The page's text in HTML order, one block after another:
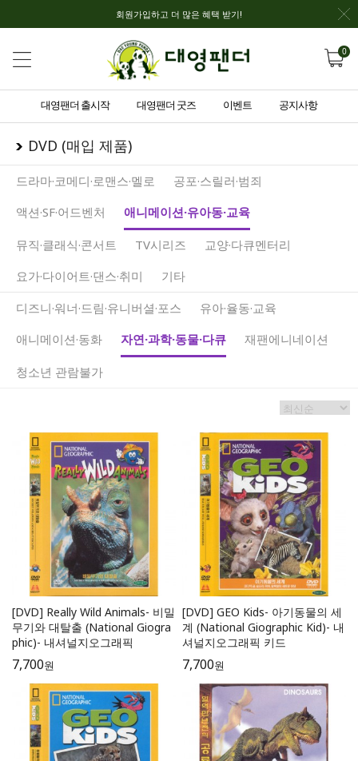
회원가입하고 더 많은 혜택 받기!
0
대영팬더 출시작 대영팬더 굿즈 이벤트 공지사항
DVD (매입 제품)
드라마·코메디·로맨스·멜로
공포·스릴러·범죄
액션·SF·어드벤처
애니메이션·유아동·교육
뮤직·클래식·콘서트 TV시리즈
교양·다큐멘터리
요가·다이어트·댄스·취미
기타
디즈니·워너·드림·유니버셜·포스
유아·율동·교육
애니메이션·동화
자연·과학·동물·다큐 재팬에니네이션
청소년 관람불가
[DVD] Really Wild Animals- 비밀
무기와 대탈출 (National Giogra
phic)- 내셔널지오그래픽
7,700원
[DVD] GEO Kids- 아기동물의 세
계 (National Giographic Kid)- 내
셔널지오그래픽 키드
7,700원